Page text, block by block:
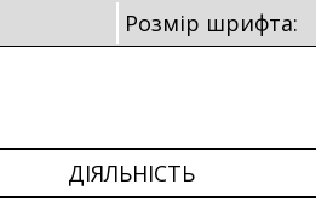
Розмір шрифта:
ДІЯЛЬНІСТЬ